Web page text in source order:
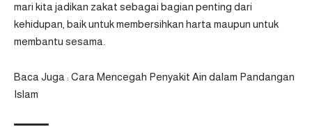
mari kita jadikan zakat sebagai bagian penting dari
kehidupan, baik untuk membersihkan harta maupun untuk
membantu sesama.
Baca Juga : Cara Mencegah Penyakit Ain dalam Pandangan
Islam